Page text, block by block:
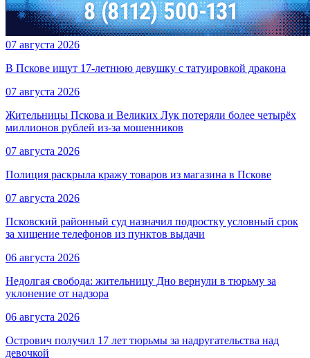
07 августа 2026
В Пскове ищут 17‑летнюю девушку с татуировкой дракона
07 августа 2026
Жительницы Пскова и Великих Лук потеряли более четырёх
миллионов рублей из-за мошенников
07 августа 2026
Полиция раскрыла кражу товаров из магазина в Пскове
07 августа 2026
Псковский районный суд назначил подростку условный срок
за хищение телефонов из пунктов выдачи
06 августа 2026
Недолгая свобода: жительницу Дно вернули в тюрьму за
уклонение от надзора
06 августа 2026
Острович получил 17 лет тюрьмы за надругательства над
девочкой